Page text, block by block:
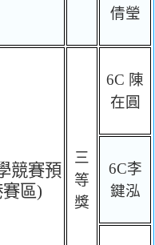
倩瑩
競賽預
區)
三
等
獎
6C 陳
在圓
6C李
鍵泓